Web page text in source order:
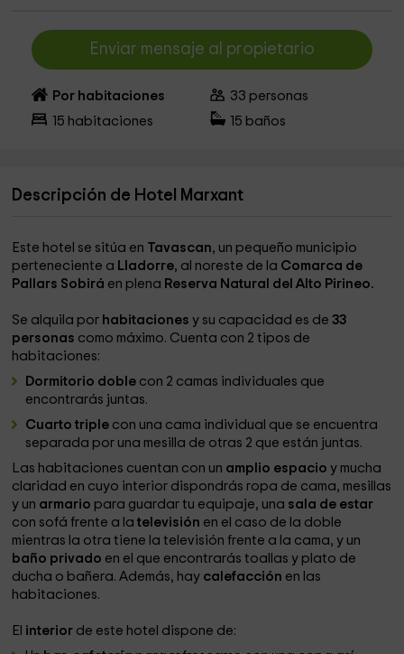
Enviar mensaje al propietario
Por habitaciones 33 personas
15 habitaciones 15 baños
Descripción de Hotel Marxant
Este hotel se sitúa en Tavascan, un pequeño municipio
perteneciente a Lladorre, al noreste de la Comarca de
Pallars Sobirá en plena Reserva Natural del Alto Pirineo.
Se alquila por habitaciones y su capacidad es de33
personas como máximo. Cuenta con 2 tipos de
habitaciones:
Dormitorio doble con 2 camas individuales que
encontrarás juntas.
Cuarto triple con una cama individual que se encuentra
separada por una mesilla de otras 2 que están juntas.
Las habitaciones cuentan con un amplio espacio y mucha
claridad en cuyo interior dispondrás ropa de cama, mesillas
y un armario para guardar tu equipaje, una sala de estar
con sofá frente a latelevisión en el caso de la doble
mientras la otra tiene la televisión frente a la cama, y un
baño privado en el que encontrarás toallas y plato de
ducha o bañera. Además, hay calefacción en las
habitaciones.
El interior de este hotel dispone de: